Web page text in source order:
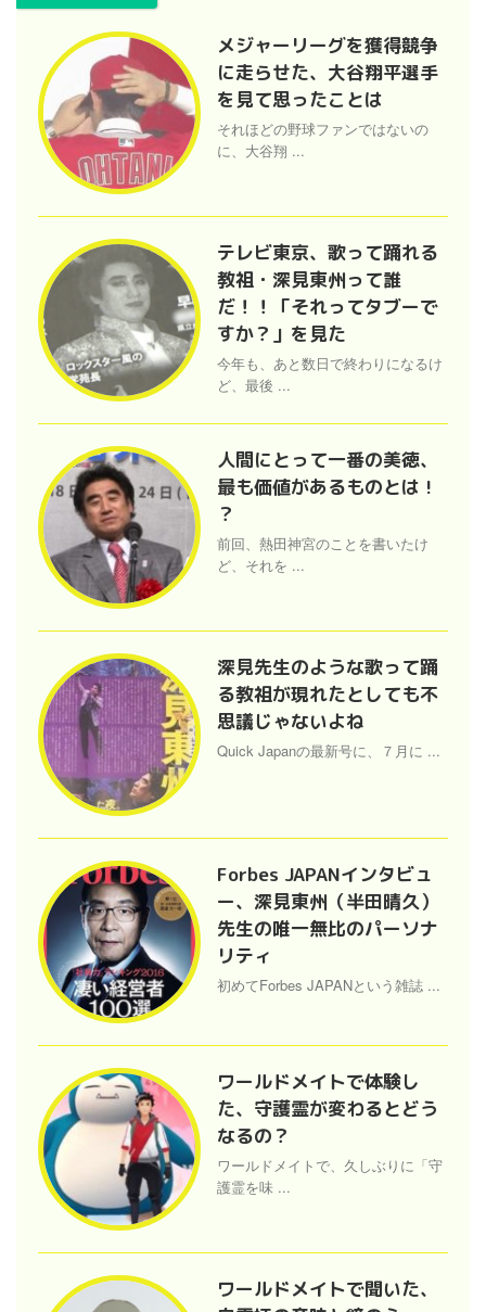
メジャーリーグを獲得競争
に走らせた、大谷翔平選手
を見て思ったことは
それほどの野球ファンではないの
に、大谷翔 ...
テレビ東京、歌って踊れる
教祖・深見東州って誰
だ！！「それってタブーで
すか？」を見た
今年も、あと数日で終わりになるけ
ど、最後 ...
人間にとって一番の美徳、
最も価値があるものとは !
？
前回、熱田神宮のことを書いたけ
ど、それを ...
深見先生のような歌って踊
る教祖が現れたとしても不
思議じゃないよね
Quick Japanの最新号に、７月に ...
Forbes JAPANインタビュ
ー、深見東州（半田晴久）
先生の唯一無比のパーソナ
リティ
初めてForbes JAPANという雑誌 ...
ワールドメイトで体験し
た、守護霊が変わるとどう
なるの？
ワールドメイトで、久しぶりに「守
護霊を味 ...
ワールドメイトで聞いた、